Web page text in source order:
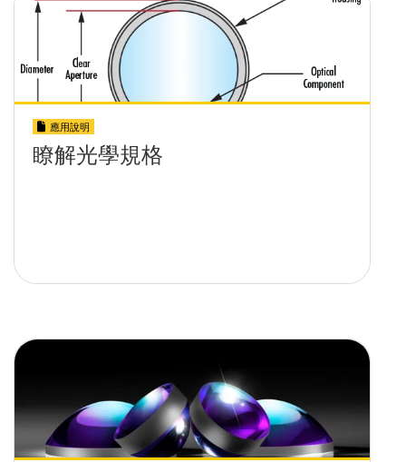
應用說明
瞭解光學規格